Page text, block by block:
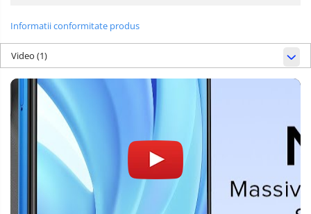
Informatii conformitate produs
Video (1)